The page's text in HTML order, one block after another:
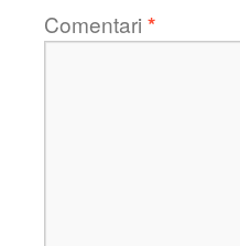
Comentari *